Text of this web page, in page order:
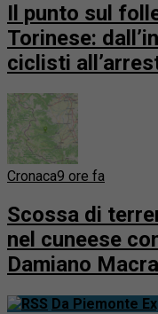
Il punto sul
Torinese:
ciclisti
Cronaca9 ore fa
Scossa di
nel cuneese
Damiano Macra
Da Piemonte